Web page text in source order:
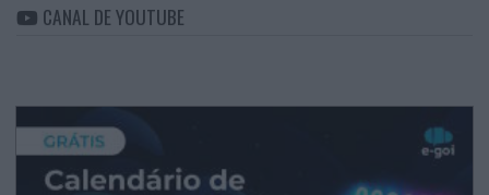
CANAL DE YOUTUBE